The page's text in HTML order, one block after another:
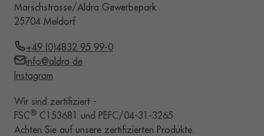
Marschstrasse/Aldra Gewerbepark
25704 Meldorf
+49 (0)4832 95 99-0
info@aldra.de
Instagram
Wir sind zertifiziert -
FSC® C153681 und PEFC/04-31-3265.
Achten Sie auf unsere zertifizierten Produkte.